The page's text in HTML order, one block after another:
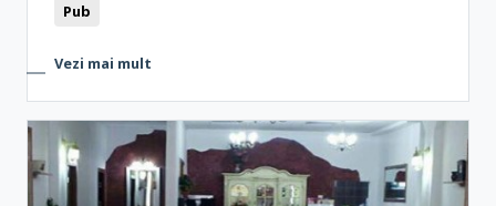
Pub
Vezi mai mult